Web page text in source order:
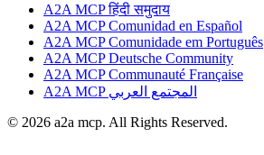
A2A MCP हिंदी समुदाय
A2A MCP Comunidad en Español
A2A MCP Comunidade em Português
A2A MCP Deutsche Community
A2A MCP Communauté Française
A2A MCP المجتمع العربي
© 2026 a2a mcp. All Rights Reserved.